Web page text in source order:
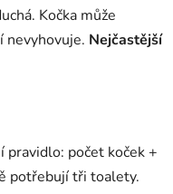
Kočka může
nevyhovuje. Nejčastější
počet koček +
potřebují tři toalety.